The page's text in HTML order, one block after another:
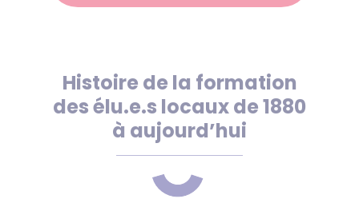
Histoire de la formation
des élu.e.s locaux de 1880
à aujourd’hui